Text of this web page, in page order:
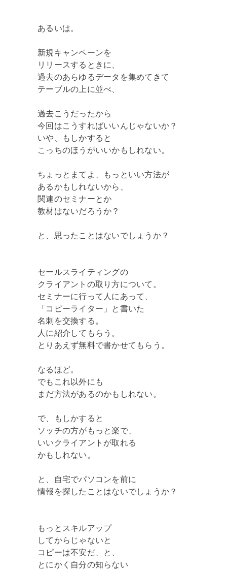
あるいは。
新規キャンペーンを
リリースするときに、
過去のあらゆるデータを集めてきて
テーブルの上に並べ、
過去こうだったから
今回はこうすればいいんじゃないか？
いや、もしかすると
こっちのほうがいいかもしれない。
ちょっとまてよ、もっといい方法が
あるかもしれないから、
関連のセミナーとか
教材はないだろうか？
と、思ったことはないでしょうか？
セールスライティングの
クライアントの取り方について。
セミナーに行って人にあって、
「コピーライター」と書いた
名刺を交換する。
人に紹介してもらう。
とりあえず無料で書かせてもらう。
なるほど。
でもこれ以外にも
まだ方法があるのかもしれない。
で、もしかすると
ソッチの方がもっと楽で、
いいクライアントが取れる
かもしれない。
と、自宅でパソコンを前に
情報を探したことはないでしょうか？
もっとスキルアップ
してからじゃないと
コピーは不安だ、と、
とにかく自分の知らない